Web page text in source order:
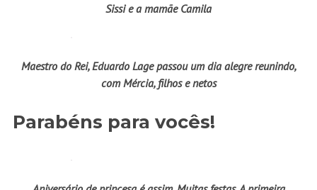
Sissi e a mamãe Camila
Maestro do Rei, Eduardo Lage passou um dia alegre reunindo,
com Mércia, filhos e netos
Parabéns para vocês!